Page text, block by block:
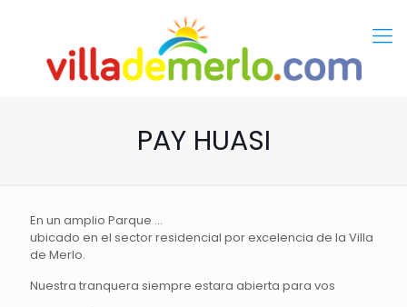
PAY HUASI
En un amplio Parque ...
ubicado en el sector residencial por excelencia de la Villa
de Merlo.
Nuestra tranquera siempre estara abierta para vos